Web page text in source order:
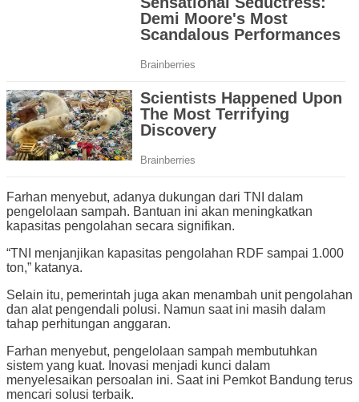
Farhan menyebut, adanya dukungan dari TNI dalam
pengelolaan sampah. Bantuan ini akan meningkatkan
kapasitas pengolahan secara signifikan.
“TNI menjanjikan kapasitas pengolahan RDF sampai 1.000
ton,” katanya.
Selain itu, pemerintah juga akan menambah unit pengolahan
dan alat pengendali polusi. Namun saat ini masih dalam
tahap perhitungan anggaran.
Farhan menyebut, pengelolaan sampah membutuhkan
sistem yang kuat. Inovasi menjadi kunci dalam
menyelesaikan persoalan ini. Saat ini Pemkot Bandung terus
mencari solusi terbaik.